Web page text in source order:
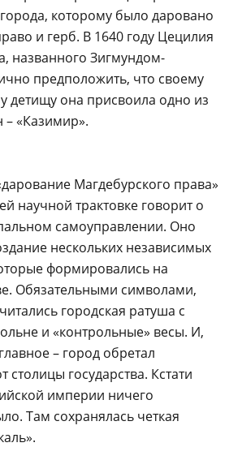
города, которому было даровано
и герб. В 1640 году Цецилия
названного Зигмундом-
предположить, что своему
детищу она присвоила одно из
«Казимир».
Магдебурского права»
научной трактовке говорит о
самоуправлении. Оно
нескольких независимых
формировались на
Обязательными символами,
городская ратуша с
и «контрольные» весы. И,
– город обретал
столицы государства. Кстати
империи ничего
Там сохранялась четкая